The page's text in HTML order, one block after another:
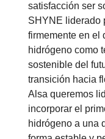
satisfacción ser
SHYNE liderado
firmemente en el
hidrógeno como
sostenible del
transición hacia
Alsa queremos
incorporar el
hidrógeno a una